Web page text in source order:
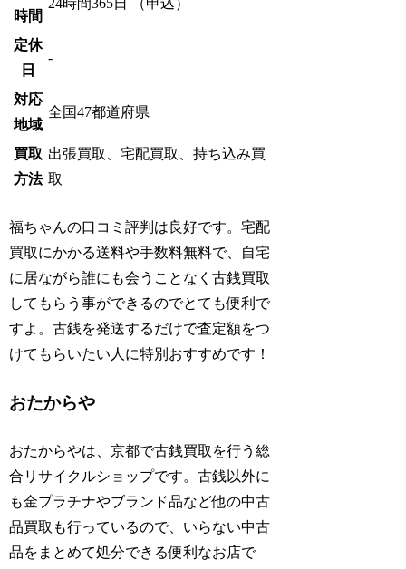
時間
定休
日
-
対応
地域
全国47都道府県
買取
方法
出張買取、宅配買取、持ち込み買
取
福ちゃんの口コミ評判は良好です。宅配
買取にかかる送料や手数料無料で、自宅
に居ながら誰にも会うことなく古銭買取
してもらう事ができるのでとても便利で
すよ。古銭を発送するだけで査定額をつ
けてもらいたい人に特別おすすめです！
おたからや
おたからやは、京都で古銭買取を行う総
合リサイクルショップです。古銭以外に
も金プラチナやブランド品など他の中古
品買取も行っているので、いらない中古
品をまとめて処分できる便利なお店で